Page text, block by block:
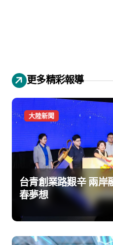
更多精彩報導
大陸新聞
台青創業路艱辛 兩岸
春夢想